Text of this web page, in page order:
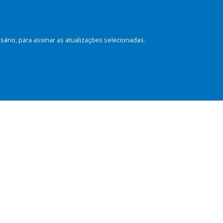
para assinar as atualizações selecionadas.